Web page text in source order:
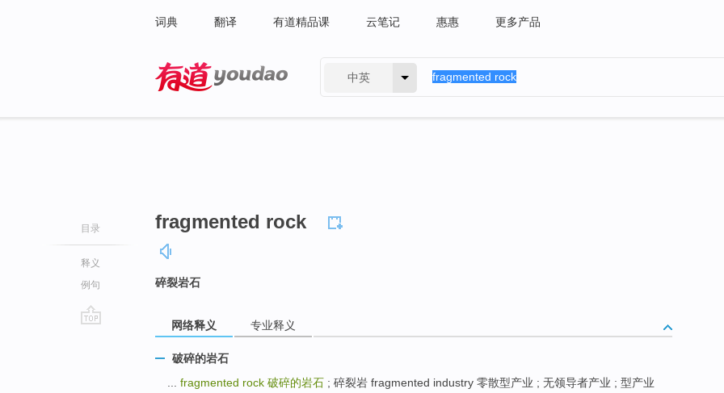
词典 翻译 有道精品课 云笔记 惠惠 更多产品
中英
目录
释义
例句
fragmented rock
碎裂岩石
网络释义 专业释义
破碎的岩石
fragmented rock 破碎的岩石 ; 碎裂岩 fragmented industry 零散型产业 ; 无领导者产业 ; 型产业